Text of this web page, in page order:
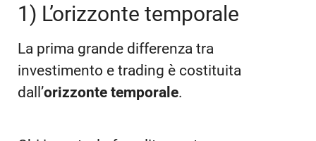
1) L’orizzonte temporale
La prima grande differenza tra
investimento e trading è costituita
dall’orizzonte temporale.